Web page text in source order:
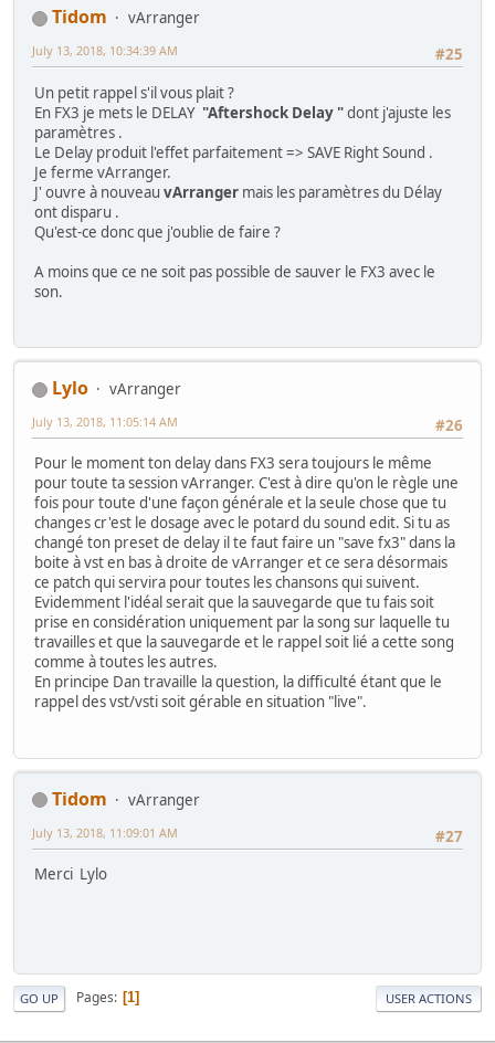
Tidom
vArranger
#25
July 13, 2018, 10:34:39 AM
Un petit rappel s'il vous plait ?
En FX3 je mets le DELAY "Aftershock Delay "dont j'ajuste les
paramètres .
Le Delay produit l'effet parfaitement => SAVE Right Sound .
Je ferme vArranger.
J' ouvre à nouveau vArranger mais les paramètres du Délay
ont disparu .
Qu'est-ce donc que j'oublie de faire ?
A moins que ce ne soit pas possible de sauver le FX3 avec le
son.
Lylo
vArranger
#26
July 13, 2018, 11:05:14 AM
Pour le moment ton delay dans FX3 sera toujours le même
pour toute ta session vArranger. C'est à dire qu'on le règle une
fois pour toute d'une façon générale et la seule chose que tu
changes cr'est le dosage avec le potard du sound edit. Si tu as
changé ton preset de delay il te faut faire un "save fx3" dans la
boite à vst en bas à droite de vArranger et ce sera désormais
ce patch qui servira pour toutes les chansons qui suivent.
Evidemment l'idéal serait que la sauvegarde que tu fais soit
prise en considération uniquement par la song sur laquelle tu
travailles et que la sauvegarde et le rappel soit lié a cette song
comme à toutes les autres.
En principe Dan travaille la question, la difficulté étant que le
rappel des vst/vsti soit gérable en situation "live".
Tidom
vArranger
#27
July 13, 2018, 11:09:01 AM
Merci Lylo
GO UP Pages 1 USER ACTIONS